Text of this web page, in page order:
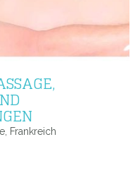
Frankreich